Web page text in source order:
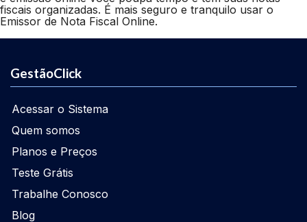
fiscais organizadas. É mais seguro e tranquilo usar o
Emissor de Nota Fiscal Online.
GestãoClick
Acessar o Sistema
Quem somos
Planos e Preços
Teste Grátis
Trabalhe Conosco
Blog